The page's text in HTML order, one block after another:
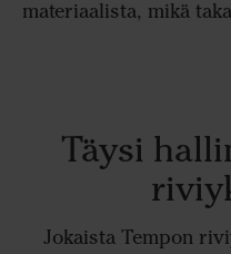
materiaalista, mikä
Täysi
Jokaista Tempon